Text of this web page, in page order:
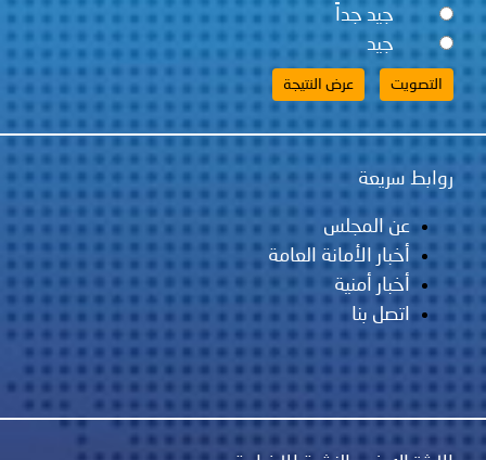
جيد جداً
جيد
روابط سريعة
عن المجلس
أخبار الأمانة العامة
أخبار أمنية
اتصل بنا